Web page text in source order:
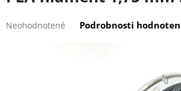
hodnotenie
Neohodnotené Podrobnosti